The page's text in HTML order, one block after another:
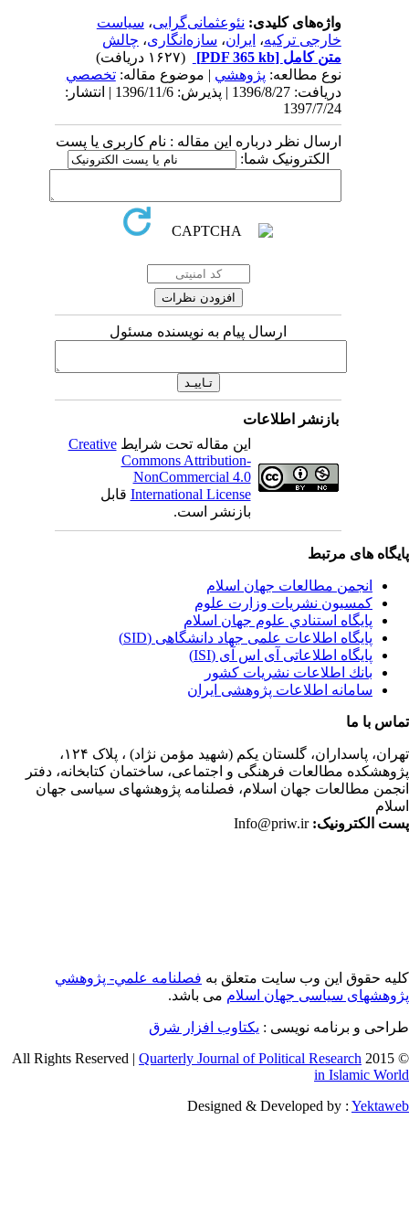
واژه‌های کلیدی:نئوعثمانی‌گرایی،سیاست
خارجی ترکیه،ایران ،سازه‌انگاری،چالش
متن کامل[PDF 365 kb]
نوع مطالعه:پژوهشي| موضوع مقاله:تخصصي
دریافت: 1396/8/27 | پذیرش: 1396/11/6 | انتشار:
1397/7/24
ارسال نظر درباره این مقاله : نام کاربری یا پست
الکترونیک شما:
ارسال پیام به نویسنده مسئول
بازنشر اطلاعات
این مقاله تحت شرایطCreative
Commons Attribution-
NonCommercial 4.0
International Licenseقابل
بازنشر است.
های مرتبط
انجمن مطالعات جهان اسلام
کمسیون نشریات وزارت علوم
پايگاه استنادي علوم جهان اسلام
پایگاه اطلاعات علمی جهاد دانشگاهی (SID)
پایگاه اطلاعاتی آی اس آی (ISI)
بانك اطلاعات نشريات كشور
سامانه اطلاعات پژوهشی ایران
با ما
پاسداران، گلستان یکم (شهید مؤمن نژاد) ، پلاک ۱۲۴،
مطالعات فرهنگی و اجتماعی، ساختمان کتابخانه، دفتر
مطالعات جهان اسلام، فصلنامه پژوهشهای سیاسی جهان
الکترونیک:Info@priw.ir
حقوق این وب سایت متعلق بهفصلنامه علمي- پژوهشي
سیاسی جهان اسلاممی باشد.
و برنامه نویسی : یکتاوب افزار شرق
©
Quarterly Journal of Political Research
in Islamic
Designed & Developed by :